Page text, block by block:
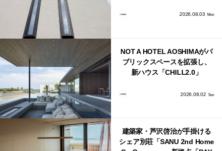
2026.08.03 Mon
NOT A HOTEL AOSHIMAがパ
ブリックスペースを拡張し、
新ハウス「CHILL2.0」
2026.08.02 Sun
建築家・芦沢啓治が手掛ける
シェア別荘「SANU 2nd Home